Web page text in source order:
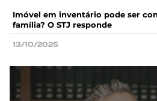
Imóvel em inventário pode ser
família? O STJ responde
13/10/2025